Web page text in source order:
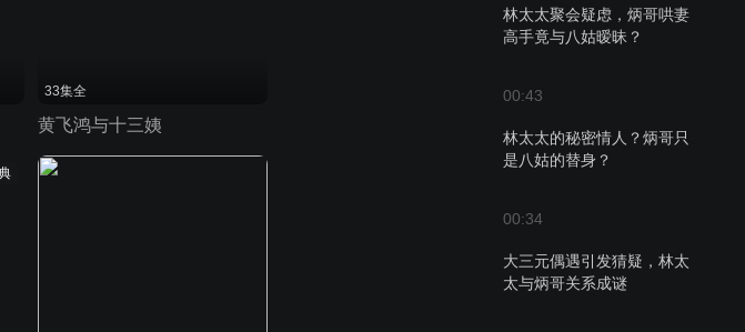
林太太聚会疑虑，炳哥哄妻
高手竟与八姑暧昧？
00:43
林太太的秘密情人？炳哥只
是八姑的替身？
00:34
大三元偶遇引发猜疑，林太
太与炳哥关系成谜
33集全
黄飞鸿与十三姨